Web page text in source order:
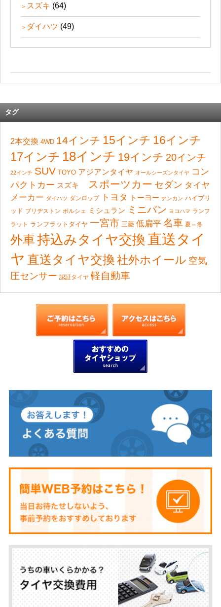
スズキ (64)
ダイハツ (49)
タグ
2本交換 4WD 14インチ 15インチ 16インチ
17インチ 18インチ 19インチ 20インチ
22インチ SUV TOYO アジアンタイヤ オールシーズンタイヤ コン
パクトカー スズキ スポーツカー セダン タイヤ
メーカー ダイハツ ダンロップ トヨタ トーヨー ナンカン ハイブリ
ッド ブリヂストン ポルシェ ミシュラン ミニバン ヨコハマ ランフ
ラット ランフラットタイヤ 一宮市 三菱 低扁平 名車 夏⇔冬
外車持込みタイヤ交換 直送タイ
ヤ 直送タイヤ交換社外ホイール 空気
圧センサー 認証タイヤ 軽自動車